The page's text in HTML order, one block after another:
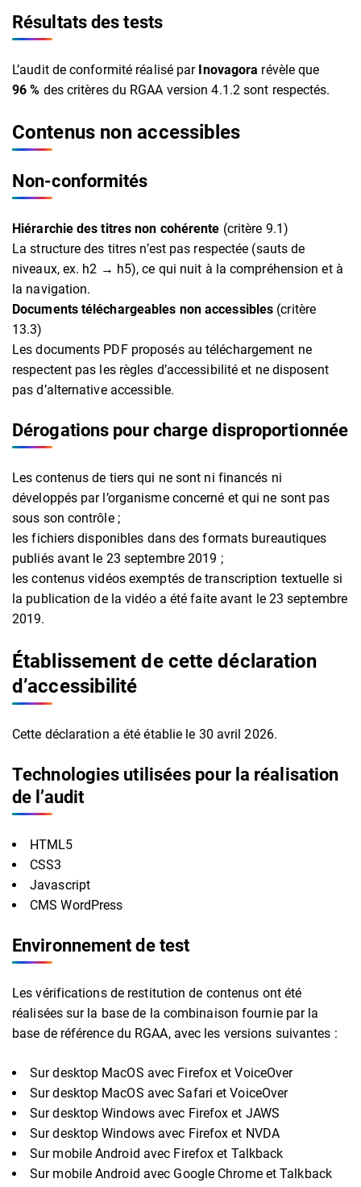
Résultats des tests
L’audit de conformité réalisé par Inovagora révèle que
96 % des critères du RGAA version 4.1.2 sont respectés.
Contenus non accessibles
Non-conformités
Hiérarchie des titres non cohérente (critère 9.1)
La structure des titres n’est pas respectée (sauts de
niveaux, ex. h2 → h5), ce qui nuit à la compréhension et à
la navigation.
Documents téléchargeables non accessibles (critère
13.3)
Les documents PDF proposés au téléchargement ne
respectent pas les règles d’accessibilité et ne disposent
pas d’alternative accessible.
Dérogations pour charge disproportionnée
Les contenus de tiers qui ne sont ni financés ni
développés par l’organisme concerné et qui ne sont pas
sous son contrôle ;
les fichiers disponibles dans des formats bureautiques
publiés avant le 23 septembre 2019 ;
les contenus vidéos exemptés de transcription textuelle si
la publication de la vidéo a été faite avant le 23 septembre
2019.
Établissement de cette déclaration
d’accessibilité
Cette déclaration a été établie le 30 avril 2026.
Technologies utilisées pour la réalisation
de l’audit
HTML5
CSS3
Javascript
CMS WordPress
Environnement de test
Les vérifications de restitution de contenus ont été
réalisées sur la base de la combinaison fournie par la
base de référence du RGAA, avec les versions suivantes :
Sur desktop MacOS avec Firefox et VoiceOver
Sur desktop MacOS avec Safari et VoiceOver
Sur desktop Windows avec Firefox et JAWS
Sur desktop Windows avec Firefox et NVDA
Sur mobile Android avec Firefox et Talkback
Sur mobile Android avec Google Chrome et Talkback